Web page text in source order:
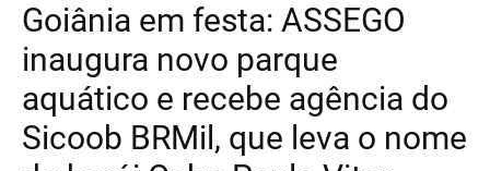
Goiânia em festa: ASSEGO
inaugura novo parque
aquático e recebe agência do
Sicoob BRMil, que leva o nome